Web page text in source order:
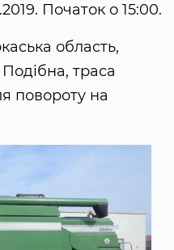
Початок о 15:00.
область,
траса
повороту на